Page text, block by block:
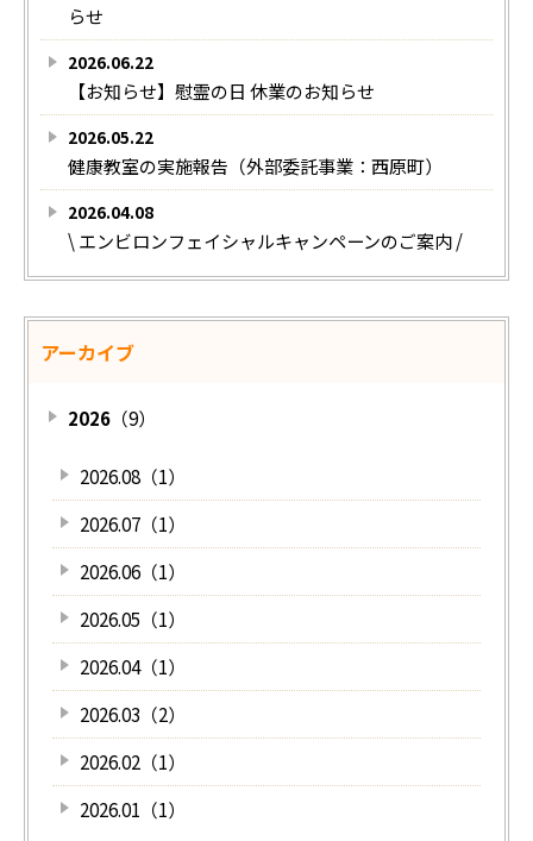
らせ
2026.06.22
【お知らせ】慰霊の日 休業のお知らせ
2026.05.22
健康教室の実施報告（外部委託事業：西原町）
2026.04.08
\ エンビロンフェイシャルキャンペーンのご案内 /
アーカイブ
2026 （9）
2026.08（1）
2026.07（1）
2026.06（1）
2026.05（1）
2026.04（1）
2026.03（2）
2026.02（1）
2026.01（1）